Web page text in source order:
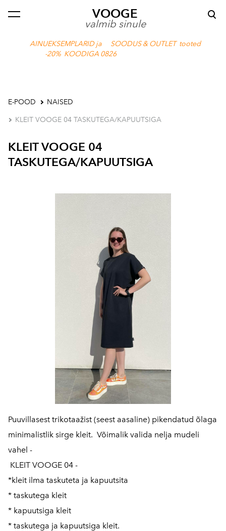
VOOGE
valmib sinule
AINUEKSEMPLARID ja SOODUS & OUTLET tooted
-20% KOODIGA 0826
lisati ostukorvi. Vaata ostukorvi
E-POOD NAISED
KLEIT VOOGE 04 TASKUTEGA/KAPUUTSIGA
KLEIT VOOGE 04
TASKUTEGA/KAPUUTSIGA
Puuvillasest trikotaažist (seest aasaline) pikendatud õlaga
minimalistlik sirge kleit. Võimalik valida nelja mudeli
vahel -
KLEIT VOOGE 04 -
*kleit ilma taskuteta ja kapuutsita
* taskutega kleit
* kapuutsiga kleit
* taskutega ja kapuutsiga kleit.